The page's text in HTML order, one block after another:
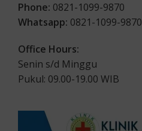
Phone: 0821-1099-9870
Whatsapp: 0821-1099-9870
Office Hours:
Senin s/d Minggu
Pukul: 09.00-19.00 WIB